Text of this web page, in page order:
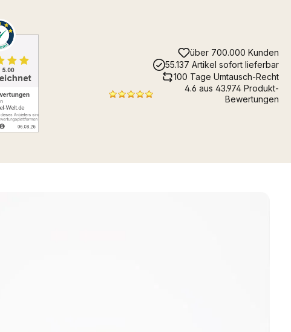
über 700.000 Kunden
55.137 Artikel sofort lieferbar
100 Tage Umtausch-Recht
4.6 aus 43.974 Produkt-
Bewertungen